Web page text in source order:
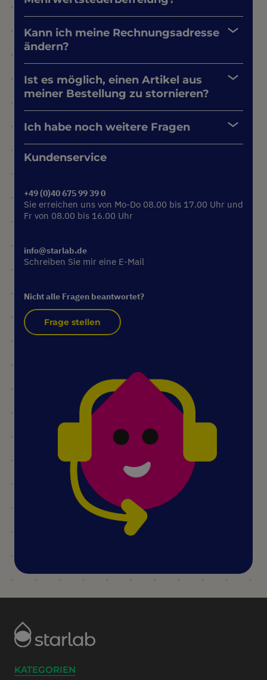
Kann ich meine Rechnungsadresse
ändern?
Ist es möglich, einen Artikel aus
meiner Bestellung zu stornieren?
Ich habe noch weitere Fragen
Kundenservice
+49 (0)40 675 99 39 0
Sie erreichen uns von Mo-Do 08.00 bis 17.00 Uhr und
Fr von 08.00 bis 16.00 Uhr
info@starlab.de
Schreiben Sie mir eine E-Mail
Nicht alle Fragen beantwortet?
Frage stellen
KATEGORIEN